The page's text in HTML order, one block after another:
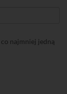
najmniej jedną